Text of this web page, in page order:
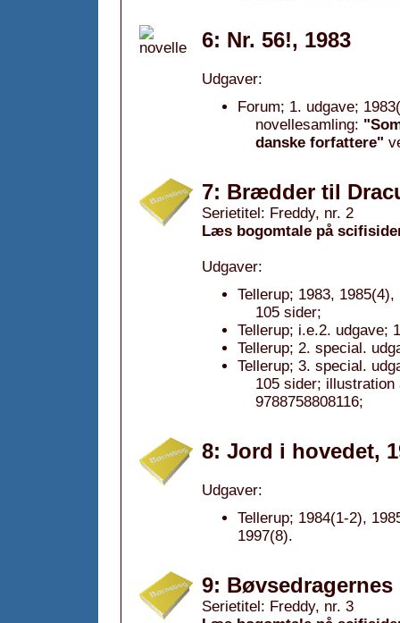
6: Nr. 56!, 1983
Udgaver:
Forum; 1. udgave;
novellesamling:
danske forfattere"
7: Brædder til
Serietitel: Freddy, nr. 2
Læs bogomtale på
Udgaver:
Tellerup; 1983,
105 sider;
Tellerup; i.e.2. udgave;
Tellerup; 2. special.
Tellerup; 3. special.
105 sider; illustration
9788758808116;
8: Jord i hovedet,
Udgaver:
Tellerup; 1984(1-2),
1997(8).
9:
Serietitel: Freddy, nr. 3